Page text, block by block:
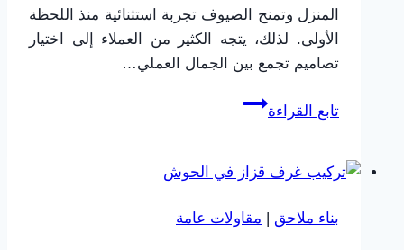
المنزل وتمنح الضيوف تجربة استثنائية منذ اللحظة
الأولى. لذلك، يتجه الكثير من العملاء إلى اختيار
تصاميم تجمع بين الجمال العملي…
تابع القراءة
ديكورات
ت:
– بناء ملاحق | مقاولات عامة